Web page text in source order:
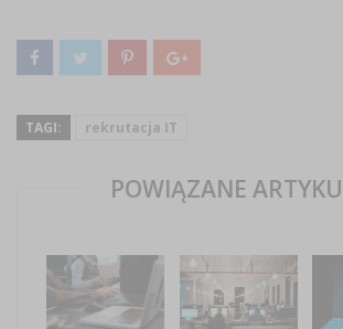
TAGI: rekrutacja IT
POWIĄZANE